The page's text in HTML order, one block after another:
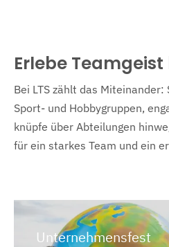
Erlebe Teamgeist
Bei LTS zählt das
Sport- und Hobbygruppen,
knüpfe über Abteilungen
für ein starkes Team und ein